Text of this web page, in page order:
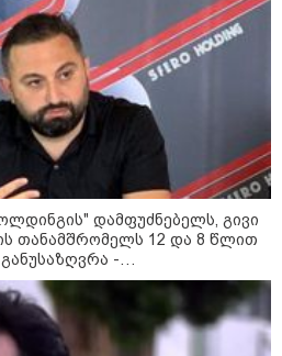
დამფუძნებელს, გივი
თანამშრომელს 12 და 8 წლით
-
ვალდებულება დაეკისრათ